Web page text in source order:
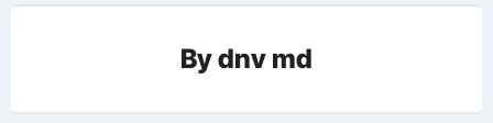
Bydnv md